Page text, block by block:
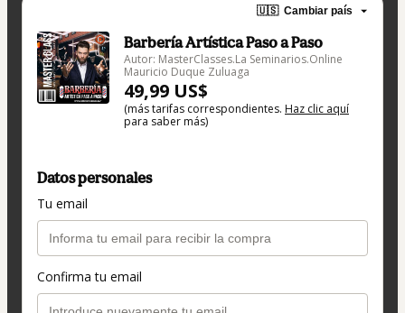
🇺🇸 Cambiar país
Barbería Artística Paso a Paso
Autor: MasterClasses.La Seminarios.Online
Mauricio Duque Zuluaga
49,99 US$
(más tarifas correspondientes. Haz clic aquí
para saber más)
Datos personales
Tu email
Confirma tu email